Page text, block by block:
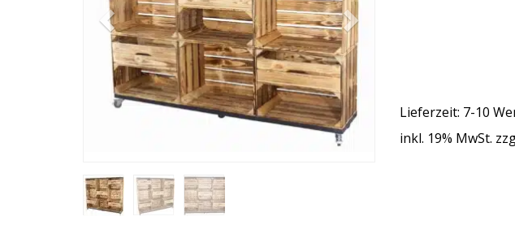
Lieferzeit: 7-10
inkl. 19% MwSt.